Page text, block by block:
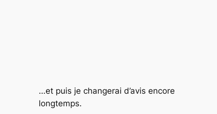
…et puis je changerai d’avis encore
longtemps.